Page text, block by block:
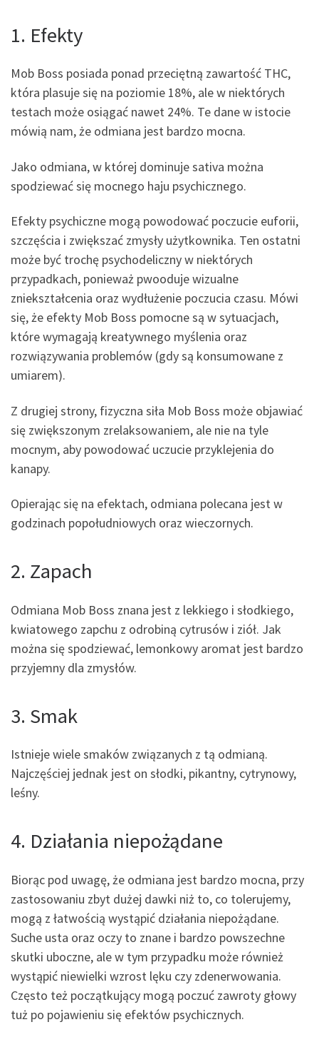
1. Efekty
Mob Boss posiada ponad przeciętną zawartość THC,
która plasuje się na poziomie 18%, ale w niektórych
testach może osiągać nawet 24%. Te dane w istocie
mówią nam, że odmiana jest bardzo mocna.
Jako odmiana, w której dominuje sativa można
spodziewać się mocnego haju psychicznego.
Efekty psychiczne mogą powodować poczucie euforii,
szczęścia i zwiększać zmysły użytkownika. Ten ostatni
może być trochę psychodeliczny w niektórych
przypadkach, ponieważ pwooduje wizualne
zniekształcenia oraz wydłużenie poczucia czasu. Mówi
się, że efekty Mob Boss pomocne są w sytuacjach,
które wymagają kreatywnego myślenia oraz
rozwiązywania problemów (gdy są konsumowane z
umiarem).
Z drugiej strony, fizyczna siła Mob Boss może objawiać
się zwiększonym zrelaksowaniem, ale nie na tyle
mocnym, aby powodować uczucie przyklejenia do
kanapy.
Opierając się na efektach, odmiana polecana jest w
godzinach popołudniowych oraz wieczornych.
2. Zapach
Odmiana Mob Boss znana jest z lekkiego i słodkiego,
kwiatowego zapchu z odrobiną cytrusów i ziół. Jak
można się spodziewać, lemonkowy aromat jest bardzo
przyjemny dla zmysłów.
3. Smak
Istnieje wiele smaków związanych z tą odmianą.
Najczęściej jednak jest on słodki, pikantny, cytrynowy,
leśny.
4. Działania niepożądane
Biorąc pod uwagę, że odmiana jest bardzo mocna, przy
zastosowaniu zbyt dużej dawki niż to, co tolerujemy,
mogą z łatwością wystąpić działania niepożądane.
Suche usta oraz oczy to znane i bardzo powszechne
skutki uboczne, ale w tym przypadku może również
wystąpić niewielki wzrost lęku czy zdenerwowania.
Często też początkujący mogą poczuć zawroty głowy
tuż po pojawieniu się efektów psychicznych.